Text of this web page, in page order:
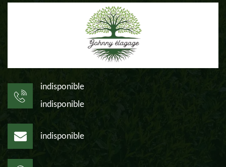
indisponible
indisponible
indisponible